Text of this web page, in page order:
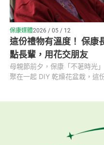
保康媒體2026 / 05 / 12
這份禮物有溫度！ 保康
點長輩，用花交朋友
母親節前夕，保康「不荖時光
聚在一起 DIY 乾燥花盆栽，這